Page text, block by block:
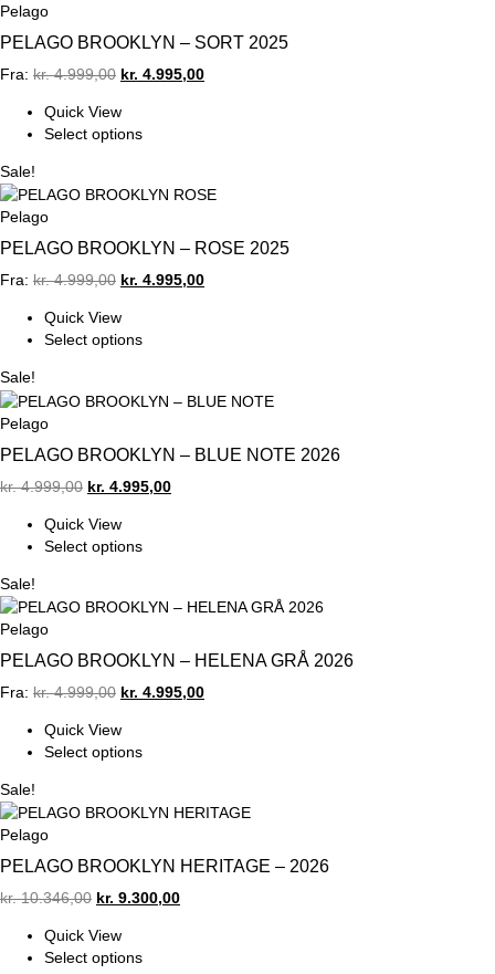
Pelago
PELAGO BROOKLYN – SORT 2025
Fra: kr.4.999,00 Original
was:
kr. 4.999,00.
kr. 4.995,00Current
Quick View
Select options
Sale!
Pelago
PELAGO BROOKLYN – ROSE 2025
Fra: kr.4.999,00 Original
was:
kr. 4.999,00.
kr. 4.995,00Current
Quick View
Select options
Sale!
Pelago
PELAGO BROOKLYN – BLUE NOTE 2026
kr.4.999,00 Original
was:
kr. 4.999,00.
kr. 4.995,00Current
Quick View
Select options
Sale!
Pelago
PELAGO BROOKLYN – HELENA GRÅ 2026
Fra: kr.4.999,00 Original
was:
kr. 4.999,00.
kr. 4.995,00Current
Quick View
Select options
Sale!
Pelago
PELAGO BROOKLYN HERITAGE – 2026
kr.10.346,00 Original
was:
kr. 10.346,00.
kr. 9.300,00Current
Quick View
Select options